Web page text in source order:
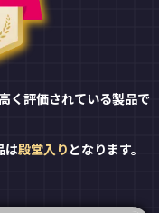
く評価されている製品で
は殿堂入り となります。